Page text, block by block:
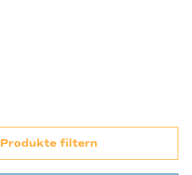
Produkte filtern